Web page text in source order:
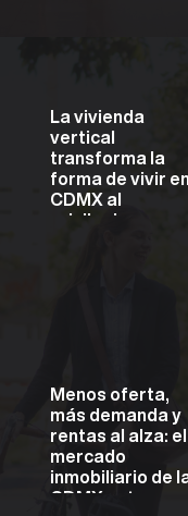
La vivienda
vertical
transforma la
forma de vivir en
CDMX al
privilegiar
Menos oferta,
más demanda y
rentas al alza: el
mercado
inmobiliario de
CDMX entra en